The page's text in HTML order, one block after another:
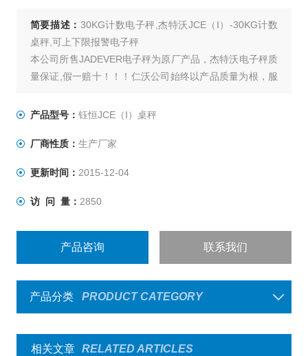
简要描述： 30KG计数电子秤,杰特沃JCE（I）-30KG计数
桌秤,可上下限报警电子秤
本公司所售JADEVER电子秤为原厂产品，杰特沃电子秤质
量保证,假一赔十！！！仁沃公司始终以产品质量为根，服
防爆电子秤，叉车称，称重仪表及各类衡器配件的加工制
产品型号： 钰恒JCE（I）桌秤
厂商性质： 生产厂家
更新时间： 2015-12-04
访 问 量： 2850
产品咨询 联系我们
产品分类 PRODUCT CATEGORY
相关文章 RELATED ARTICLES